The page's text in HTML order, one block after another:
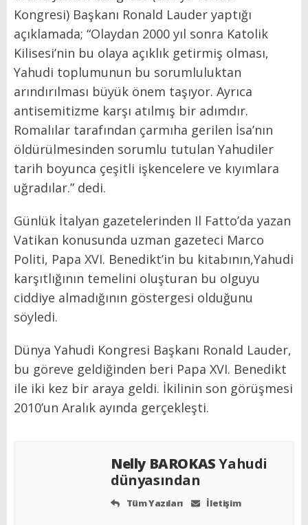
Kongresi) Başkanı Ronald Lauder yaptığı
açıklamada; “Olaydan 2000 yıl sonra Katolik
Kilisesi’nin bu olaya açıklık getirmiş olması,
Yahudi toplumunun bu sorumluluktan
arındırılması büyük önem taşıyor. Ayrıca
antisemitizme karşı atılmış bir adımdır.
Romalılar tarafından çarmıha gerilen İsa’nın
öldürülmesinden sorumlu tutulan Yahudiler
tarih boyunca çeşitli işkencelere ve kıyımlara
uğradılar.” dedi.
Günlük İtalyan gazetelerinden Il Fatto’da yazan
Vatikan konusunda uzman gazeteci Marco
Politi, Papa XVI. Benedikt’in bu kitabının,Yahudi
karşıtlığının temelini oluşturan bu olguyu
ciddiye almadığının göstergesi olduğunu
söyledi.
Dünya Yahudi Kongresi Başkanı Ronald Lauder,
bu göreve geldiğinden beri Papa XVI. Benedikt
ile iki kez bir araya geldi. İkilinin son görüşmesi
2010’un Aralık ayında gerçekleşti.
Nelly BAROKASYahudi
dünyasından
Tüm Yazıları İletişim